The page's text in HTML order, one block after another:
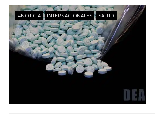
n
t
d
#NOTICIA INTERNACIONALES SALUD